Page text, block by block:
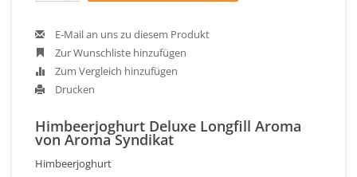
E-Mail an uns zu diesem Produkt
Zur Wunschliste hinzufügen
Zum Vergleich hinzufügen
Drucken
Himbeerjoghurt Deluxe Longfill Aroma
von Aroma Syndikat
Himbeerjoghurt